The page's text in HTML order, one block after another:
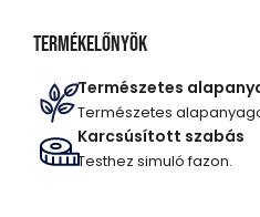
Termékelőnyök
Természetes
Természetes
Karcsúsított szabás
Testhez simuló fazon.